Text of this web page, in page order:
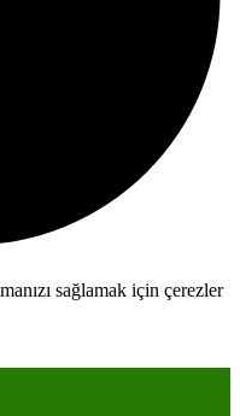
sağlamak için çerezler